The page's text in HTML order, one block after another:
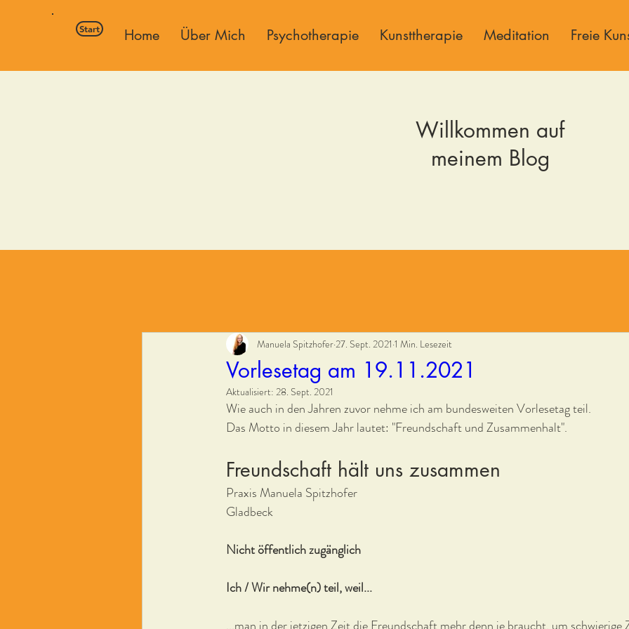
Start Home Über Mich Psychotherapie Kunsttherapie Meditation Freie
Willkommen auf
meinem Blog
Vorlesetag am 19.11.2021
Manuela Spitzhofer 27. Sept. 2021 1 Min. Lesezeit
Aktualisiert: 28. Sept. 2021
Wie auch in den Jahren zuvor nehme ich am bundesweiten Vorlesetag teil.
Das Motto in diesem Jahr lautet: "Freundschaft und Zusammenhalt".
Freundschaft hält uns zusammen
Praxis Manuela Spitzhofer
Gladbeck
Nicht öffentlich zugänglich
Ich / Wir nehme(n) teil, weil...